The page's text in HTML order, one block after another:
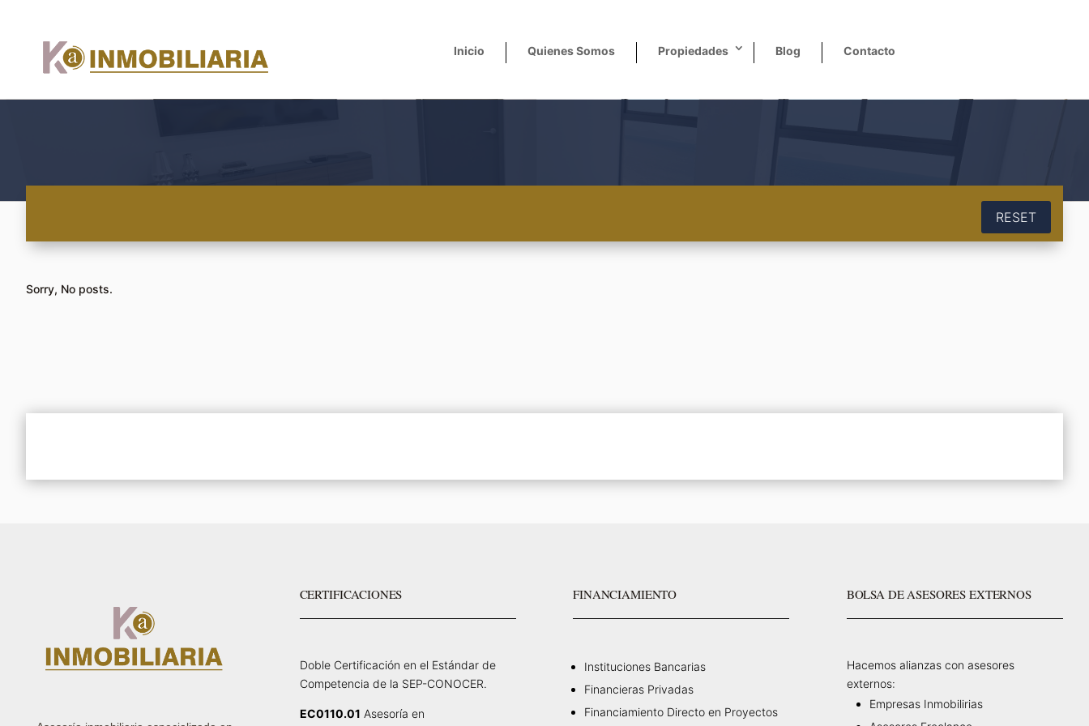
Inicio Quienes Somos Propiedades Blog Contacto
RESET
Sorry, No posts.
CERTIFICACIONES
Doble Certificación en el Estándar de
Competencia de la SEP-CONOCER.
EC0110.01 Asesoría en
FINANCIAMIENTO
Instituciones Bancarias
Financieras Privadas
Financiamiento Directo en Proyectos
BOLSA DE ASESORES EXTERNOS
Hacemos alianzas con asesores
externos:
Empresas Inmobilirias